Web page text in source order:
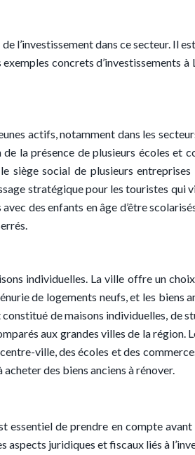
l’investissement dans ce secteur. Il
concrets d’investissements
actifs, notamment dans les
la présence de plusieurs écoles et
social de plusieurs
stratégique pour les touristes qui
des enfants en âge d’être
individuelles. La ville offre un
de logements neufs, et les biens
de maisons individuelles, de
aux grandes villes de la
ville, des écoles et des
des biens anciens à rénover.
essentiel de prendre en compte
aspects juridiques et fiscaux liés à